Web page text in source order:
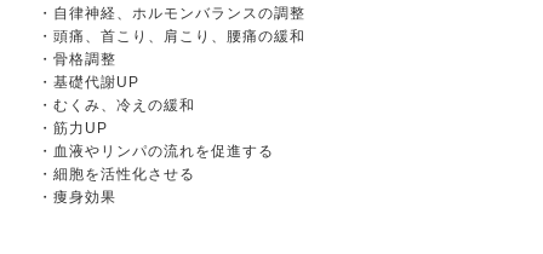
・自律神経、ホルモンバランスの調整
・頭痛、首こり、肩こり、腰痛の緩和
・骨格調整
・基礎代謝UP
・むくみ、冷えの緩和
・筋力UP
・血液やリンパの流れを促進する
・細胞を活性化させる
・痩身効果